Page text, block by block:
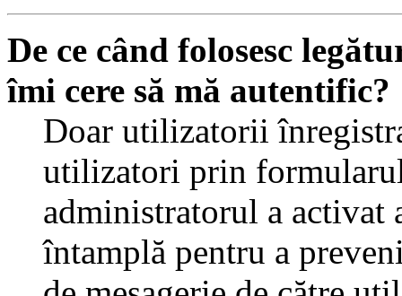
De ce când folosesc
îmi cere să mă autentific?
Doar utilizatorii
utilizatori prin
administratorul a activat
întamplă pentru a